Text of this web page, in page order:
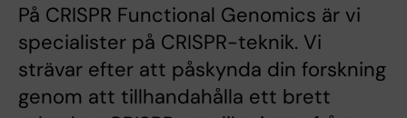
På CRISPR Functional Genomics är vi
specialister på CRISPR-teknik. Vi
strävar efter att påskynda din forskning
genom att tillhandahålla ett brett